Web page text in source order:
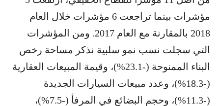
مؤشرات بينما تراجعت 6 مؤشرات خلال العام
2018 بالمقارنة مع العام 2017. ومن المؤشرات
التي سجلت نسب نمو سلبية نذكر مساحة رخص
البناء الممنوحة (-23.1%)، وقيمة المبيعات العقارية
(-18.3%)، وعدد مبيعات السيارات الجديدة
(-11.3%)، وحجم البضائع في المرفأ (-7.5%)،